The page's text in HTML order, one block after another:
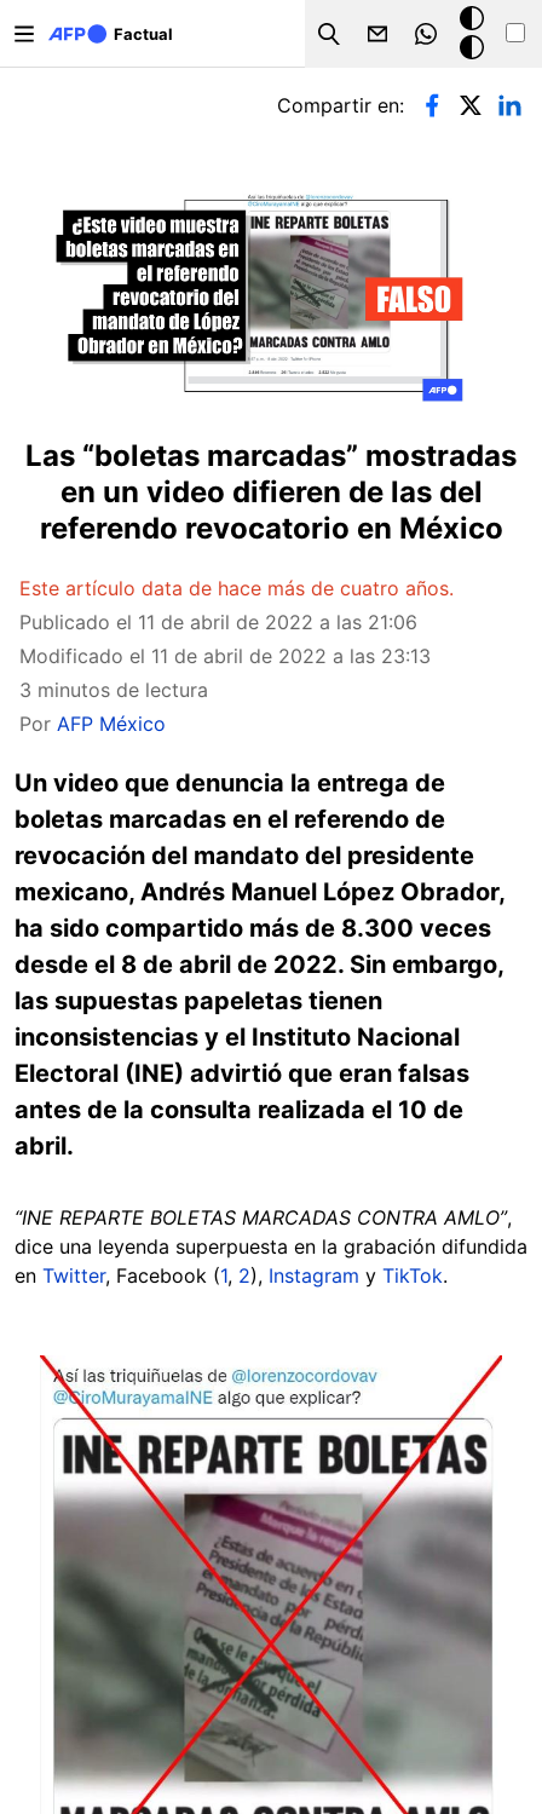
Factual
Search
Modo
oscuro
Solapas principales
Compartir en:
Las “boletas marcadas” mostradas
en un video difieren de las del
referendo revocatorio en México
Este artículo data de hace más de cuatro años.
Publicado el 11 de abril de 2022 a las 21:06
Modificado el 11 de abril de 2022 a las 23:13
3 minutos de lectura
Por AFP México
Un video que denuncia la entrega de
boletas marcadas en el referendo de
revocación del mandato del presidente
mexicano, Andrés Manuel López Obrador,
ha sido compartido más de 8.300 veces
desde el 8 de abril de 2022. Sin embargo,
las supuestas papeletas tienen
inconsistencias y el Instituto Nacional
Electoral (INE) advirtió que eran falsas
antes de la consulta realizada el 10 de
abril.
“INE REPARTE BOLETAS MARCADAS CONTRA AMLO”,
dice una leyenda superpuesta en la grabación difundida
en Twitter, Facebook (1, 2), Instagram y TikTok.
Image